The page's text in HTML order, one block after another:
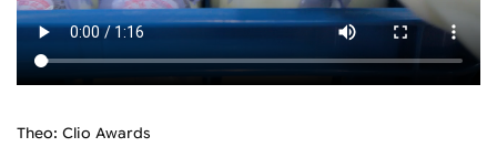
Theo: Clio Awards